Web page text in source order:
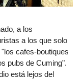
a los
a los que solo
cafes-boutiques
pubs de Cuming".
está lejos del